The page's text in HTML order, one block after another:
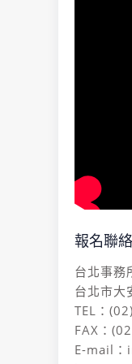
報名聯
台北事務
台北市大
TEL：
FAX：
E-mail